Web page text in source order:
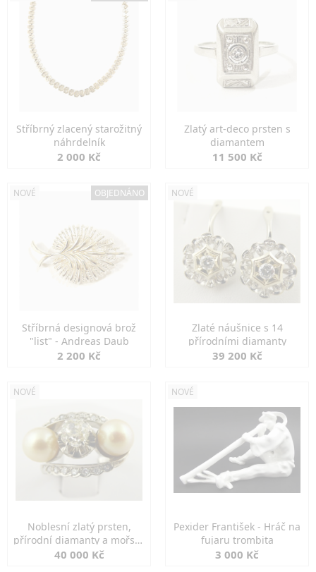
Stříbrný zlacený starožitný
náhrdelník
2 000 Kč
Zlatý art-deco prsten s
diamantem
11 500 Kč
NOVÉ OBJEDNÁNO
Stříbrná designová brož
"list" - Andreas Daub
2 200 Kč
NOVÉ
Zlaté náušnice s 14
přírodními diamanty
39 200 Kč
NOVÉ
Noblesní zlatý prsten,
přírodní diamanty a mořské
perly
40 000 Kč
NOVÉ
Pexider František - Hráč na
fujaru trombita
3 000 Kč